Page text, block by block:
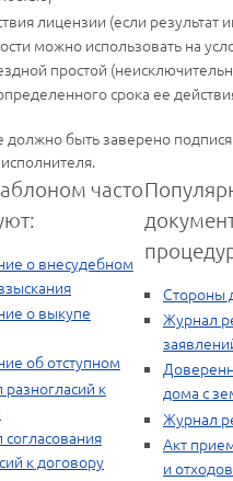
лицензии (если результат
можно использовать на
простой
срока ее
должно быть заверено
часто
о внесудебном
о выкупе
об отступном
к
к договору
Стороны
Журнал
дома с
Журнал
Акт
и отходов